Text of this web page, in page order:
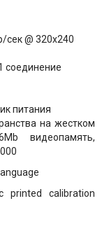
сек @ 320x240
соединение
питания
на жестком
видеопамять,
printed calibration